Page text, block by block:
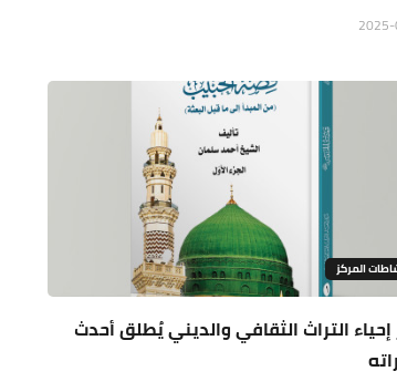
المركز
التراث الثقافي والديني يُطلق أحدث